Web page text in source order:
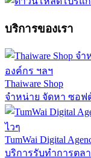
บริการของเรา
Thaiware Shop
จำหน่าย จัดหา ซอฟ
TumWai Digital
บริการรับทำการตล